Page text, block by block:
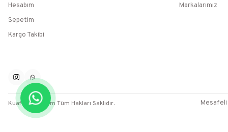
Hesabım
Sepetim
Kargo Takibi
Markalarımız
Kuaför Marketim Tüm Hakları Saklıdır. Mesafeli